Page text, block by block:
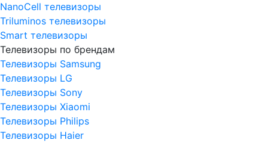
NanoCell телевизоры
Triluminos телевизоры
Smart телевизоры
Телевизоры по брендам
Телевизоры Samsung
Телевизоры LG
Телевизоры Sony
Телевизоры Xiaomi
Телевизоры Philips
Телевизоры Haier